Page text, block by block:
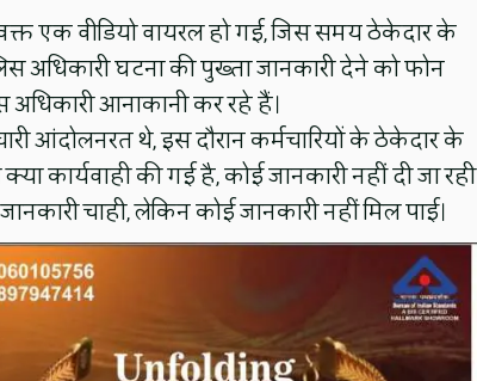
एक वीडियो वायरल हो गई, जिस समय ठेकेदार के
अधिकारी घटना की पुख्ता जानकारी देने को फोन
अधिकारी आनाकानी कर रहे हैं।
आंदोलनरत थे, इस दौरान कर्मचारियों के ठेकेदार के
कार्यवाही की गई है, कोई जानकारी नहीं दी जा रही
चाही, लेकिन कोई जानकारी नहीं मिल पाई।